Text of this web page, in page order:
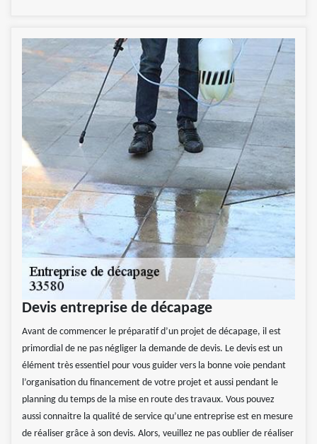
Devis entreprise de décapage
Avant de commencer le préparatif d’un projet de décapage, il est
primordial de ne pas négliger la demande de devis. Le devis est un
élément très essentiel pour vous guider vers la bonne voie pendant
l’organisation du financement de votre projet et aussi pendant le
planning du temps de la mise en route des travaux. Vous pouvez
aussi connaitre la qualité de service qu’une entreprise est en mesure
de réaliser grâce à son devis. Alors, veuillez ne pas oublier de réaliser